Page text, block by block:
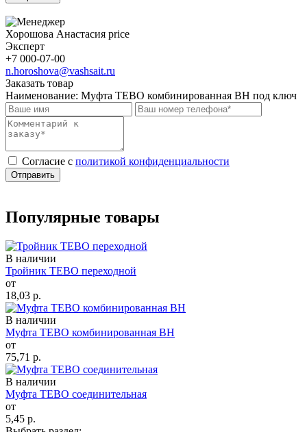
Хорошова Анастасия price
Эксперт
+7 000-07-00
n.horoshova@vashsait.ru
Заказать товар
Наименование: Муфта TEBO комбинированная ВН под ключ
Cогласие с политикой конфиденциальности
Отправить
Популярные товары
В наличии
Тройник TEBO переходной
от
18,03 р.
В наличии
Муфта TEBO комбинированная ВН
от
75,71 р.
В наличии
Муфта TEBO соединительная
от
5,45 р.